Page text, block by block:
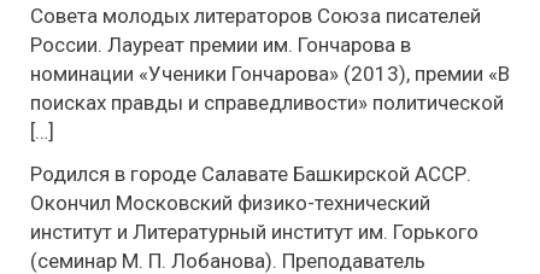
Совета молодых литераторов Союза писателей
России. Лауреат премии им. Гончарова в
номинации «Ученики Гончарова» (2013), премии «В
поисках правды и справедливости» политической
[…]
Родился в городе Салавате Башкирской АССР.
Окончил Московский физико-технический
институт и Литературный институт им. Горького
(семинар М. П. Лобанова). Преподаватель